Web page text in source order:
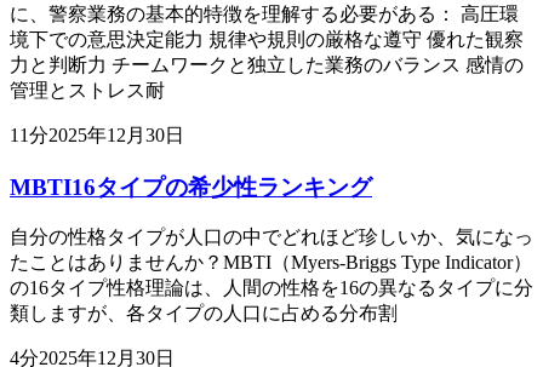
に、警察業務の基本的特徴を理解する必要がある： 高圧環
境下での意思決定能力 規律や規則の厳格な遵守 優れた観察
力と判断力 チームワークと独立した業務のバランス 感情の
管理とストレス耐
11分2025年12月30日
MBTI16タイプの希少性ランキング
自分の性格タイプが人口の中でどれほど珍しいか、気になっ
たことはありませんか？MBTI（Myers-Briggs Type Indicator）
の16タイプ性格理論は、人間の性格を16の異なるタイプに分
類しますが、各タイプの人口に占める分布割
4分2025年12月30日